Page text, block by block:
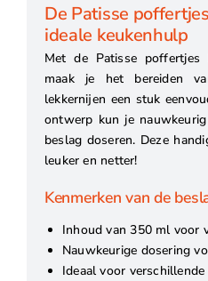
De Patisse
ideale keukenhulp
Met de Patisse
maak je het bereiden
lekkernijen een stuk
ontwerp kun je
beslag doseren. Deze
leuker en netter!
Kenmerken van de
Inhoud van 350 ml voor
Nauwkeurige dosering
Ideaal voor